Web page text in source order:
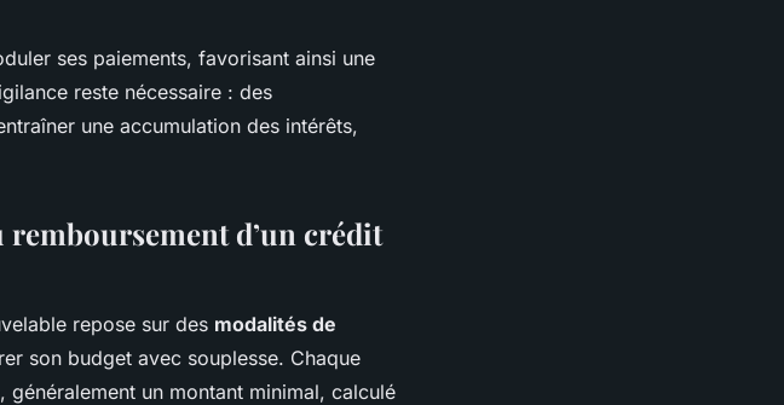
ses paiements, favorisant ainsi une
reste nécessaire : des
une accumulation des intérêts,
d’un crédit
repose sur des modalités de
son budget avec souplesse. Chaque
, généralement un montant minimal, calculé